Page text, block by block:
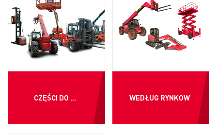
CZĘŚCI DO ... WEDŁUG RYNKOW